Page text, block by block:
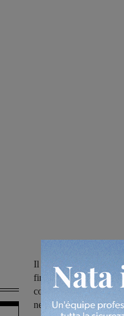
Il comune di
finanziamento da un
comunicazione
necessario per